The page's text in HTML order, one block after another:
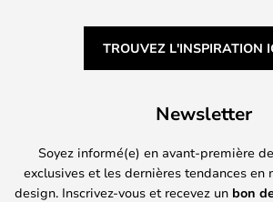
TROUVEZ L'INSPIRATION
Newsletter
Soyez informé(e) en avant-première
exclusives et les dernières tendances en
design. Inscrivez-vous et recevez un bon